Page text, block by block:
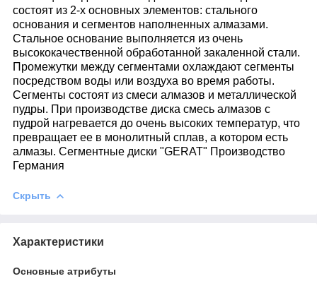
состоят из 2-х основных элементов: стального
основания и сегментов наполненных алмазами.
Стальное основание выполняется из очень
высококачественной обработанной закаленной стали.
Промежутки между сегментами охлаждают сегменты
посредством воды или воздуха во время работы.
Сегменты состоят из смеси алмазов и металлической
пудры. При производстве диска смесь алмазов с
пудрой нагревается до очень высоких температур, что
превращает ее в монолитный сплав, а котором есть
алмазы. Сегментные диски "GERAT" Производство
Германия
Скрыть
Характеристики
Основные атрибуты